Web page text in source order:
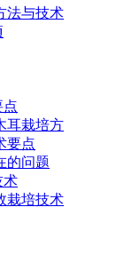
法与技术
点
耳栽培方
要点
的问题
术
栽培技术